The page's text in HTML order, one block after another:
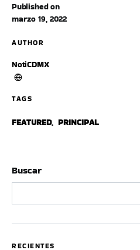
Published on
marzo 19, 2022
AUTHOR
NotiCDMX
TAGS
FEATURED, PRINCIPAL
Buscar
RECIENTES